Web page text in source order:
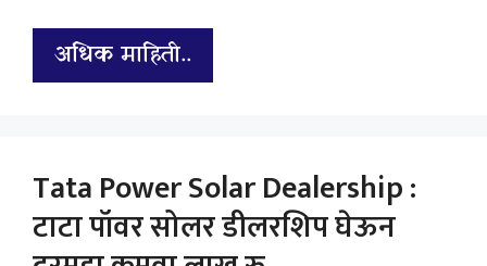
अधिक माहिती..
Tata Power Solar Dealership :
टाटा पॉवर सोलर डीलरशिप घेऊन